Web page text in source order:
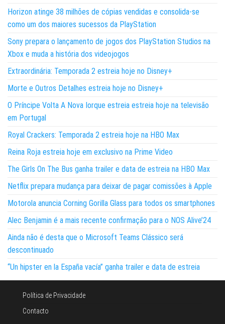
Horizon atinge 38 milhões de cópias vendidas e consolida-se
como um dos maiores sucessos da PlayStation
Sony prepara o lançamento de jogos dos PlayStation Studios na
Xbox e muda a história dos videojogos
Extraordinária: Temporada 2 estreia hoje no Disney+
Morte e Outros Detalhes estreia hoje no Disney+
O Príncipe Volta A Nova Iorque estreia estreia hoje na televisão
em Portugal
Royal Crackers: Temporada 2 estreia hoje na HBO Max
Reina Roja estreia hoje em exclusivo na Prime Video
The Girls On The Bus ganha trailer e data de estreia na HBO Max
Netflix prepara mudança para deixar de pagar comissões à Apple
Motorola anuncia Corning Gorilla Glass para todos os smartphones
Alec Benjamin é a mais recente confirmação para o NOS Alive’24
Ainda não é desta que o Microsoft Teams Clássico será
descontinuado
“Un hipster en la España vacía” ganha trailer e data de estreia
Política de Privacidade
Contacto